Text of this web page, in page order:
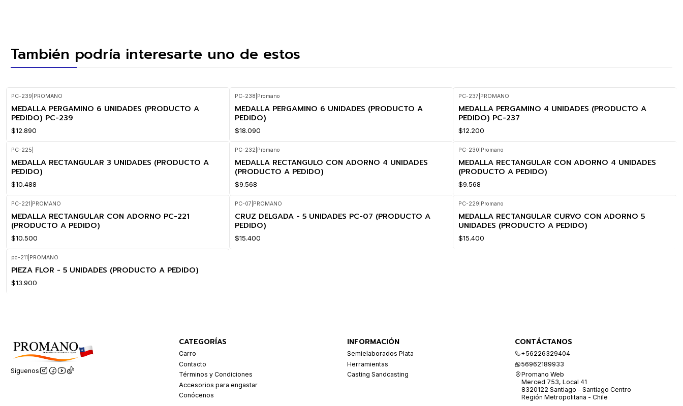
También podría interesarte uno de estos
PC-239 PROMANO
MEDALLA PERGAMINO 6 UNIDADES (PRODUCTO A
PEDIDO) PC-239
$12.890
PC-238 Promano
MEDALLA PERGAMINO 6 UNIDADES (PRODUCTO A
PEDIDO)
$18.090
PC-237 PROMANO
MEDALLA PERGAMINO 4 UNIDADES (PRODUCTO A
PEDIDO) PC-237
$12.200
PC-225
MEDALLA RECTANGULAR 3 UNIDADES (PRODUCTO A
PEDIDO)
$10.488
PC-232 Promano
MEDALLA RECTANGULO CON ADORNO 4 UNIDADES
(PRODUCTO A PEDIDO)
$9.568
PC-230 Promano
MEDALLA RECTANGULAR CON ADORNO 4 UNIDADES
(PRODUCTO A PEDIDO)
$9.568
PC-221 PROMANO
MEDALLA RECTANGULAR CON ADORNO PC-221
(PRODUCTO A PEDIDO)
$10.500
PC-07 PROMANO
CRUZ DELGADA - 5 UNIDADES PC-07 (PRODUCTO A
PEDIDO)
$15.400
PC-229 Promano
MEDALLA RECTANGULAR CURVO CON ADORNO 5
UNIDADES (PRODUCTO A PEDIDO)
$15.400
pc-211 PROMANO
PIEZA FLOR - 5 UNIDADES (PRODUCTO A PEDIDO)
$13.900
Síguenos
CATEGORÍAS
Carro
Contacto
Términos y Condiciones
Accesorios para engastar
Conócenos
INFORMACIÓN
Semielaborados Plata
Herramientas
Casting Sandcasting
CONTÁCTANOS
+56226329404
56962189933
Promano Web
Merced 753, Local 41
8320122 Santiago - Santiago Centro
Región Metropolitana - Chile